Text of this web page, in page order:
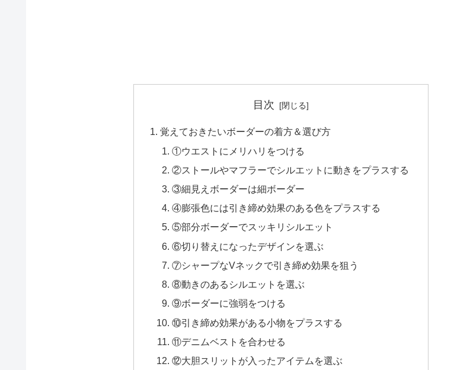
目次
覚えておきたいボーダーの着方＆選び方
①ウエストにメリハリをつける
②ストールやマフラーでシルエットに動きをプラスする
③細見えボーダーは細ボーダー
④膨張色には引き締め効果のある色をプラスする
⑤部分ボーダーでスッキリシルエット
⑥切り替えになったデザインを選ぶ
⑦シャープなVネックで引き締め効果を狙う
⑧動きのあるシルエットを選ぶ
⑨ボーダーに強弱をつける
⑩引き締め効果がある小物をプラスする
⑪デニムベストを合わせる
⑫大胆スリットが入ったアイテムを選ぶ